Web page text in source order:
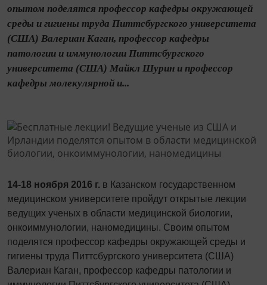
опытом поделятся профессор кафедры окружающей
среды и гигиены труда Питтсбургского университета
(США) Валериан Каган, профессор кафедры
патологии и иммунологии Питтсбургского
университета (США) Майкл Шурин и профессор
кафедры молекулярной и...
14-18 ноября 2016 г. в Казанском государственном
медицинском университете пройдут открытые лекции
ведущих ученых в области медицинской биологии,
онкоиммунологии, наномедицины. Своим опытом
поделятся профессор кафедры окружающей среды и
гигиены труда Питтсбургского университета (США)
Валериан Каган, профессор кафедры патологии и